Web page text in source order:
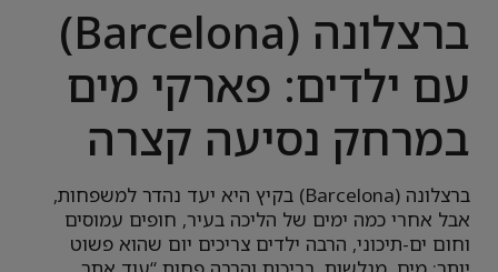
ברצלונה (Barcelona)
עם ילדים: פארקי מים
במרחק נסיעה קצרה
ברצלונה (Barcelona) בקיץ היא יעד נהדר למשפחות,
אבל אחרי כמה ימים של הליכה בעיר, חופים עמוסים
וחום ים-תיכוני, הרבה ילדים צריכים יום שהוא פשוט